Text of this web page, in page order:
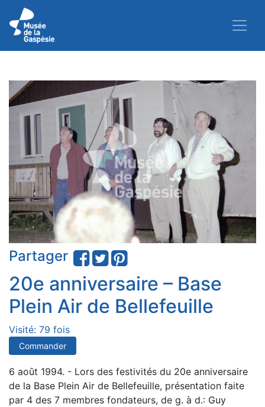
Partager
20e anniversaire – Base
Plein Air de Bellefeuille
Visité: 79 fois
Commander
6 août 1994. - Lors des festivités du 20e anniversaire
de la Base Plein Air de Bellefeuille, présentation faite
par 4 des 7 membres fondateurs, de g. à d.: Guy